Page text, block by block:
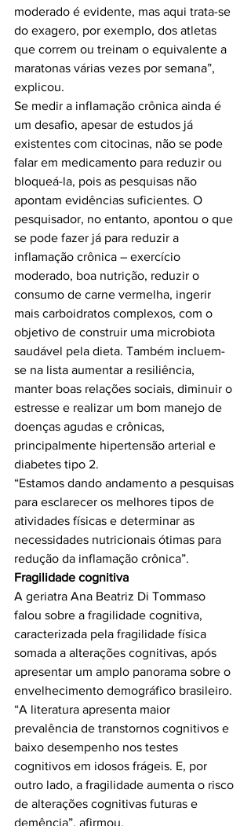
moderado é evidente, mas aqui trata-se
do exagero, por exemplo, dos atletas
que correm ou treinam o equivalente a
maratonas várias vezes por semana”,
explicou.
Se medir a inflamação crônica ainda é
um desafio, apesar de estudos já
existentes com citocinas, não se pode
falar em medicamento para reduzir ou
bloqueá-la, pois as pesquisas não
apontam evidências suficientes. O
pesquisador, no entanto, apontou o que
se pode fazer já para reduzir a
inflamação crônica – exercício
moderado, boa nutrição, reduzir o
consumo de carne vermelha, ingerir
mais carboidratos complexos, com o
objetivo de construir uma microbiota
saudável pela dieta. Também incluem-
se na lista aumentar a resiliência,
manter boas relações sociais, diminuir o
estresse e realizar um bom manejo de
doenças agudas e crônicas,
principalmente hipertensão arterial e
diabetes tipo 2.
“Estamos dando andamento a pesquisas
para esclarecer os melhores tipos de
atividades físicas e determinar as
necessidades nutricionais ótimas para
Fragilidade cognitiva
A geriatra Ana Beatriz Di Tommaso
falou sobre a fragilidade cognitiva,
caracterizada pela fragilidade física
somada a alterações cognitivas, após
apresentar um amplo panorama sobre o
envelhecimento demográfico brasileiro.
“A literatura apresenta maior
prevalência de transtornos cognitivos e
baixo desempenho nos testes
cognitivos em idosos frágeis. E, por
outro lado, a fragilidade aumenta o risco
de alterações cognitivas futuras e
demência”, afirmou.